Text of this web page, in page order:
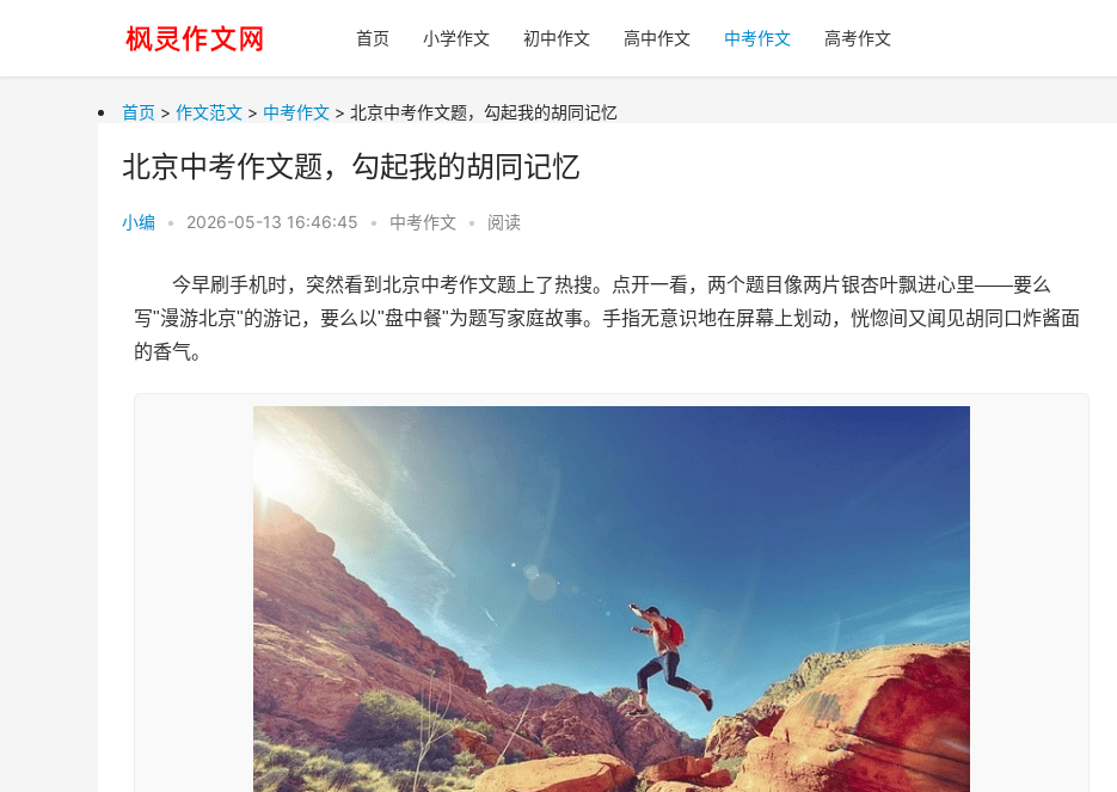
首页 小学作文 初中作文 高中作文 中考作文 高考作文
首页 > 作文范文 > 中考作文 > 北京中考作文题，勾起我的胡同记忆
北京中考作文题，勾起我的胡同记忆
小编 • 2026-05-13 16:46:45 • 中考作文 • 阅读
今早刷手机时，突然看到北京中考作文题上了热搜。点开一看，两个题目像两片银杏叶飘进心里——要么
写"漫游北京"的游记，要么以"盘中餐"为题写家庭故事。手指无意识地在屏幕上划动，恍惚间又闻见胡同口炸酱面
的香气。